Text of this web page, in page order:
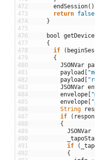
472
473
474
475
476
477
478
479
480
481
482
483
484
485
486
487
488
489
490
491
492
endSession( )
return false
}
bool
{
if
(
{
JSONVar
payload [
payload [
JSONVar
envelope [
envelope [
String
if
(
{
JSONVar
if
(
{